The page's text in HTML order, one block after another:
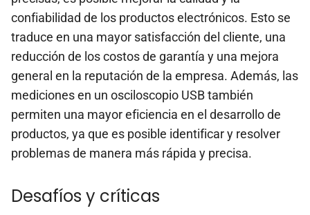
confiabilidad de los productos electrónicos. Esto se
traduce en una mayor satisfacción del cliente, una
reducción de los costos de garantía y una mejora
general en la reputación de la empresa. Además, las
mediciones en un osciloscopio USB también
permiten una mayor eficiencia en el desarrollo de
productos, ya que es posible identificar y resolver
problemas de manera más rápida y precisa.
Desafíos y críticas